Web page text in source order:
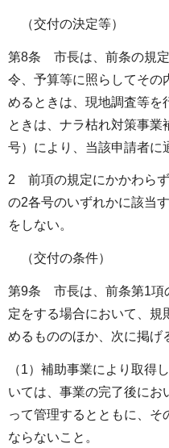
（交付の決定等）
第8条 市長は、前条の規
令、予算等に照らしてその
めるときは、現地調査等を
ときは、ナラ枯れ対策事
号）により、当該申請者に
2 前項の規定にかかわら
の2各号のいずれかに該当
をしない。
（交付の条件）
第9条 市長は、前条第1項
定をする場合において、規
めるもののほか、次に掲げ
（1）補助事業により取得
いては、事業の完了後にお
って管理するとともに、
ならないこと。